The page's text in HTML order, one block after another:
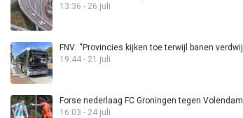
13:36 - 26 juli
FNV: “Provincies kijken toe terwijl banen
19:44 - 21 juli
Forse nederlaag FC Groningen tegen Volendam
16:03 - 24 juli